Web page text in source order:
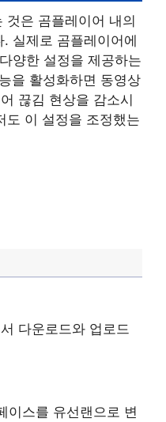
것은 곰플레이어 내의
실제로 곰플레이어에
양한 설정을 제공하는
을 활성화하면 동영상
끊김 현상을 감소시
도 이 설정을 조정했는
다운로드와 업로드
이스를 유선랜으로 변